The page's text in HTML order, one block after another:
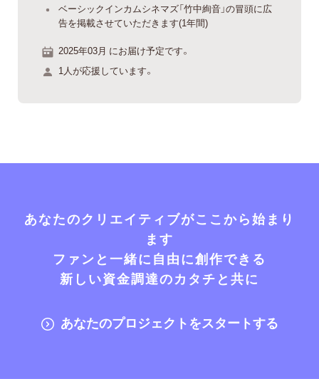
ベーシックインカムシネマズ「竹中絢音」の冒頭に広
告を掲載させていただきます(1年間)
2025年03月 にお届け予定です。
1人が応援しています。
あなたのクリエイティブがここから始まり
ます
ファンと一緒に自由に創作できる
新しい資金調達のカタチと共に
あなたのプロジェクトをスタートする